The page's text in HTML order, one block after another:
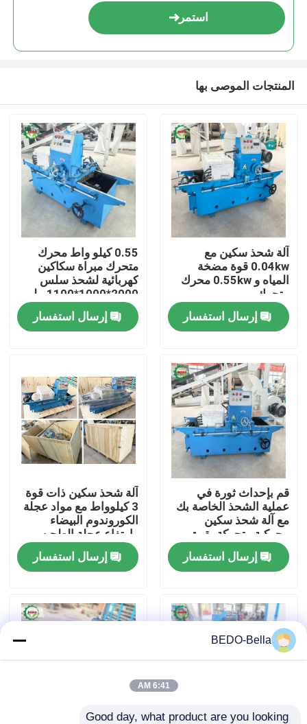
المنزل
المنتجات
معلومات عنا
جولة في المعمل
رقابة جودة
اتصل بنا
آلة تقطيع الخشب
آلة خشبية
استمر
المنتجات الموصى بها
آلة شحذ سكين مع
0.04kw قوة مضخة
المياه و 0.55kw محرك
متحرك
إرسال استفسار
0.55 كيلو واط محرك
متحرك مبراة سكاكين
كهربائية لشحذ سلس
2000*1000*1100 ملم
إرسال استفسار
قم بإحداث ثورة في
عملية الشحذ الخاصة بك
مع آلة شحذ سكين
محركية متحركة بقوة
0.55 كيلوواط ومفتاح
السلامةإرسال استفسار
آلة شحذ سكين ذات قوة
3 كيلوواط مع مواد عجلة
الكوروندوم البيضاء
وارتفاع عجلة الطحن
125 مم
إرسال استفسار
BEDO-Bella
6:41 AM
Good day, what product are you looking